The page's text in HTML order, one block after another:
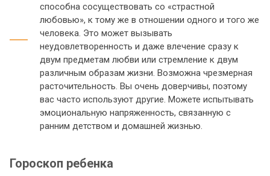
способна сосуществовать со «страстной
любовью», к тому же в отношении одного и того же
человека. Это может вызывать
неудовлетворенность и даже влечение сразу к
двум предметам любви или стремление к двум
различным образам жизни. Возможна чрезмерная
расточительность. Вы очень доверчивы, поэтому
вас часто используют другие. Можете испытывать
эмоциональную напряженность, связанную с
ранним детством и домашней жизнью.
Гороскоп ребенка